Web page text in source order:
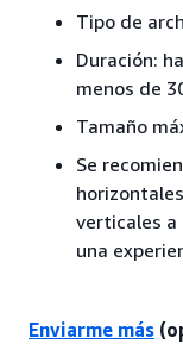
Tipo de
Duración:
menos de
Tamaño
Se
verticales a
una
Enviarme más